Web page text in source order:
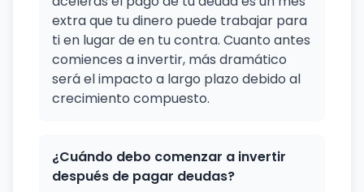
extra que tu dinero puede trabajar para
ti en lugar de en tu contra. Cuanto antes
comiences a invertir, más dramático
será el impacto a largo plazo debido al
crecimiento compuesto.
¿Cuándo debo comenzar a invertir
después de pagar deudas?